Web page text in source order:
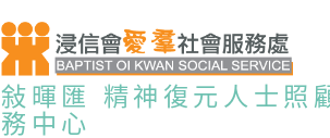
敍暉匯 精神復元人士照
務中心